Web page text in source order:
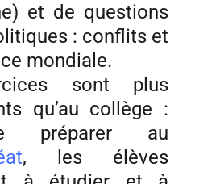
et de questions
: conflits et
mondiale.
sont plus
qu’au collège :
préparer au
, les élèves